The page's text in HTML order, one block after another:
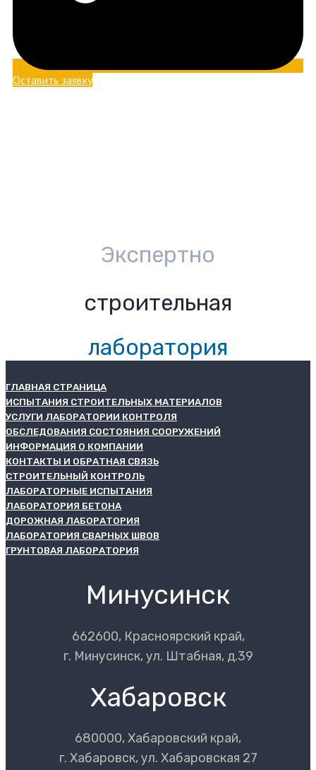
Оставить заявку
Экспертно
строительная
лаборатория
ГЛАВНАЯ СТРАНИЦА
ИСПЫТАНИЯ СТРОИТЕЛЬНЫХ МАТЕРИАЛОВ
УСЛУГИ ЛАБОРАТОРИИ КОНТРОЛЯ
ОБСЛЕДОВАНИЯ СОСТОЯНИЯ СООРУЖЕНИЙ
ИНФОРМАЦИЯ О КОМПАНИИ
КОНТАКТЫ И ОБРАТНАЯ СВЯЗЬ
СТРОИТЕЛЬНЫЙ КОНТРОЛЬ
ЛАБОРАТОРНЫЕ ИСПЫТАНИЯ
ЛАБОРАТОРИЯ БЕТОНА
ДОРОЖНАЯ ЛАБОРАТОРИЯ
ЛАБОРАТОРИЯ СВАРНЫХ ШВОВ
ГРУНТОВАЯ ЛАБОРАТОРИЯ
Минусинск
662600, Красноярский край,
г. Минусинск, ул. Штабная, д.39
Хабаровск
680000, Хабаровский край,
г. Хабаровск, ул. Хабаровская 27